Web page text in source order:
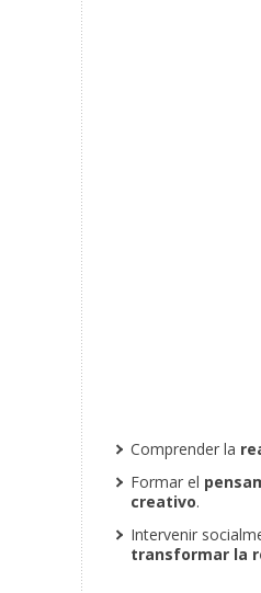
Comprender la
Formar el
creativo.
Intervenir
transformar la